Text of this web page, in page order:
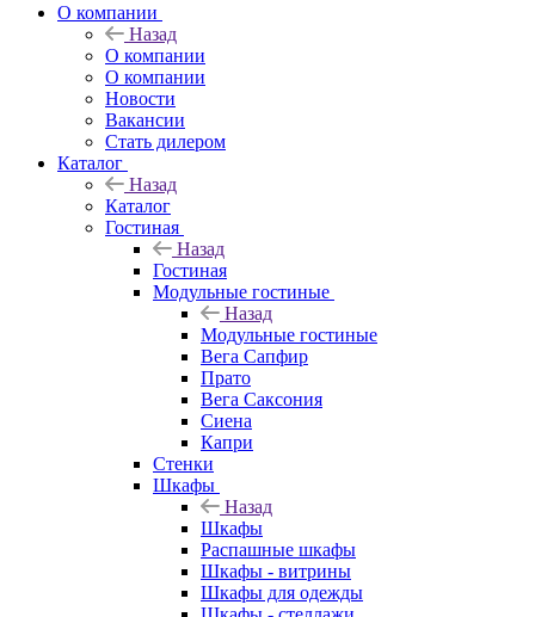
О компании
Назад
О компании
О компании
Новости
Вакансии
Стать дилером
Каталог
Назад
Каталог
Гостиная
Назад
Гостиная
Модульные гостиные
Назад
Модульные гостиные
Вега Сапфир
Прато
Вега Саксония
Сиена
Капри
Стенки
Шкафы
Назад
Шкафы
Распашные шкафы
Шкафы - витрины
Шкафы для одежды